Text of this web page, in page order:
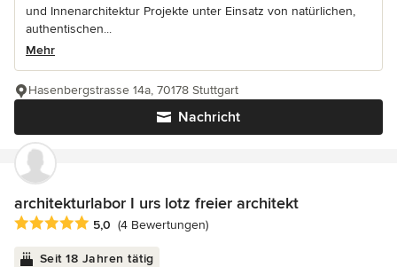
und Innenarchitektur Projekte unter Einsatz von natürlichen,
authentischen...
Mehr
Nachricht
Hasenbergstrasse 14a, 70178 Stuttgart
architekturlabor I urs lotz freier architekt
Durchschnittliche Bewertung: 5 von 5 Sternen
5,0 (4 Bewertungen)
Seit 18 Jahren tätig